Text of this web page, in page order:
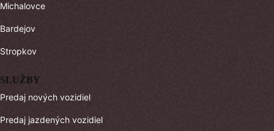
Michalovce
Bardejov
Stropkov
SLUŽBY
Predaj nových vozidiel
Predaj jazdených vozidiel